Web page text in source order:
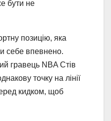
бути не
позицію, яка
себе впевнено.
гравець NBA Стів
точку на лінії
кидком, щоб